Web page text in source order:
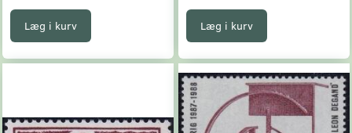
Læg i kurv Læg i kurv